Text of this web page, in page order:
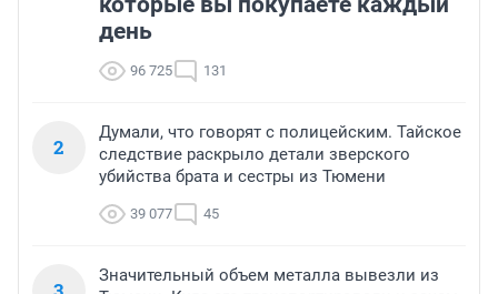
день
96 725 131
2
Думали, что говорят с полицейским. Тайское
следствие раскрыло детали зверского
убийства брата и сестры из Тюмени
39 077 45
Значительный объем металла вывезли из